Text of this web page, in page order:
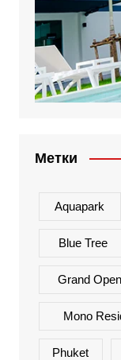
Метки
Aquapark
Blue Tree
Grand
Mono
Phuket